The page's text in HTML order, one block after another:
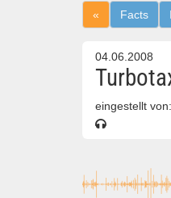
« Facts
04.06.2008
eingestellt von: